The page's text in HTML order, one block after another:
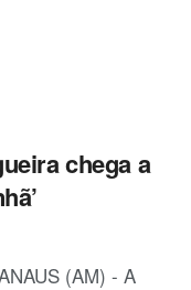
chega a
(AM) - A